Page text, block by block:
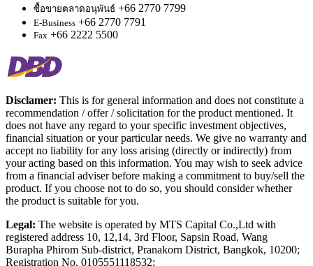
ซื้อขายตลาดอนุพันธ์ +66 2770 7799
E-Business +66 2770 7791
Fax +66 2222 5500
Disclamer: This is for general information and does not constitute a
recommendation / offer / solicitation for the product mentioned. It
does not have any regard to your specific investment objectives,
financial situation or your particular needs. We give no warranty and
accept no liability for any loss arising (directly or indirectly) from
your acting based on this information. You may wish to seek advice
from a financial adviser before making a commitment to buy/sell the
product. If you choose not to do so, you should consider whether
the product is suitable for you.
Legal: The website is operated by MTS Capital Co.,Ltd with
registered address 10, 12,14, 3rd Floor, Sapsin Road, Wang
Burapha Phirom Sub-district, Pranakorn District, Bangkok, 10200;
Registration No. 0105551118532;